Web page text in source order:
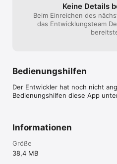
- Beruf
Keine Details
Beim Einreichen des
das Entwicklungsteam
Bedienungshilfen
Der Entwickler hat noch nicht
Bedienungshilfen diese App
Informationen
Größe
38,4 MB